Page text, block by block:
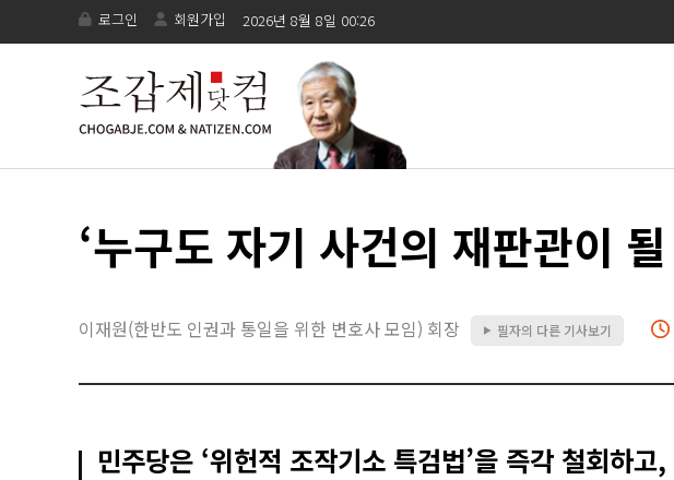
로그인 회원가입 2026년 8월 8일 00:26
‘누구도 자기 사건의 재판관이
이재원(한반도 인권과 통일을 위한 변호사 모임) 회장 ▶ 필자의 다른 기사보기
민주당은 ‘위헌적 조작기소 특검법’을 즉각 철회하